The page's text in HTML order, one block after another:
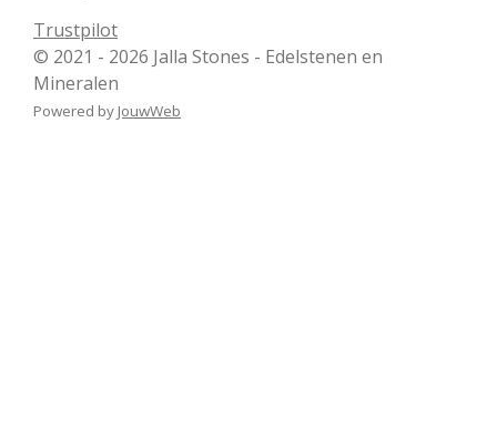
Trustpilot
© 2021 - 2026 Jalla Stones - Edelstenen en
Mineralen
Powered by JouwWeb